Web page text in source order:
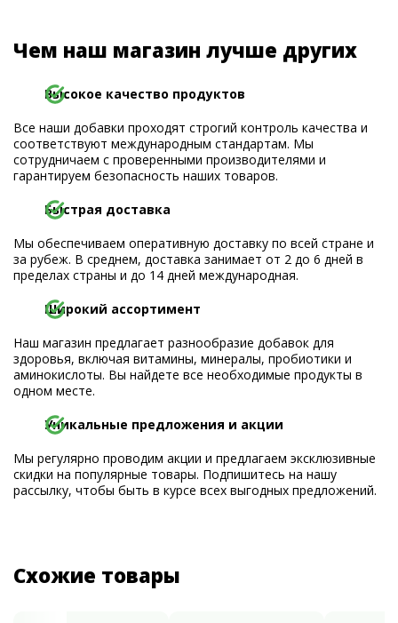
Чем наш магазин лучше других
Высокое качество продуктов
Все наши добавки проходят строгий контроль качества и
соответствуют международным стандартам. Мы
сотрудничаем с проверенными производителями и
гарантируем безопасность наших товаров.
Быстрая доставка
Мы обеспечиваем оперативную доставку по всей стране и
за рубеж. В среднем, доставка занимает от 2 до 6 дней в
пределах страны и до 14 дней международная.
Широкий ассортимент
Наш магазин предлагает разнообразие добавок для
здоровья, включая витамины, минералы, пробиотики и
аминокислоты. Вы найдете все необходимые продукты в
одном месте.
Уникальные предложения и акции
Мы регулярно проводим акции и предлагаем эксклюзивные
скидки на популярные товары. Подпишитесь на нашу
рассылку, чтобы быть в курсе всех выгодных предложений.
Схожие товары